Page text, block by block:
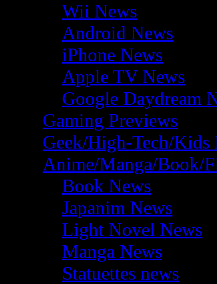
Wii News
Android News
iPhone News
Apple TV News
Google Daydream
Gaming Previews
Geek/High-Tech/Kids
Anime/Manga/Book/
Book News
Japanim News
Light Novel News
Manga News
Statuettes news